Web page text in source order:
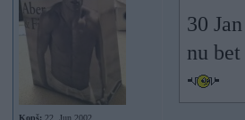
Kopš: 22. Jun 2002
30
nu